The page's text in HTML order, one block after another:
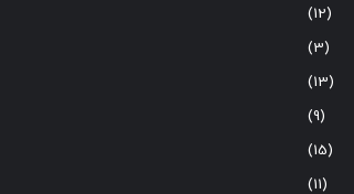
(12)
(3)
(13)
(9)
(15)
(11)